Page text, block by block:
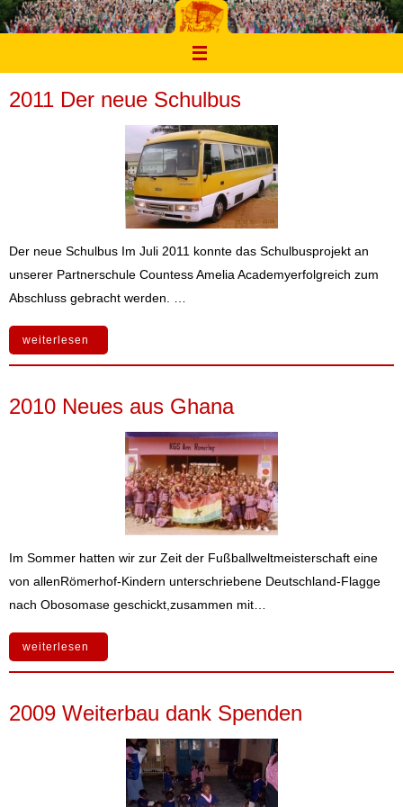
Zum
Inhalt
2011 Der neue Schulbus
Der neue Schulbus Im Juli 2011 konnte das Schulbusprojekt an
unserer Partnerschule Countess Amelia Academyerfolgreich zum
Abschluss gebracht werden. …
weiterlesen
2010 Neues aus Ghana
Im Sommer hatten wir zur Zeit der Fußballweltmeisterschaft eine
von allenRömerhof-Kindern unterschriebene Deutschland-Flagge
nach Obosomase geschickt,zusammen mit…
weiterlesen
2009 Weiterbau dank Spenden